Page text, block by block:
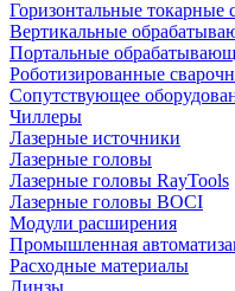
Горизонтальные
Вертикальные
Портальные
Роботизированные
Сопутствующее
Чиллеры
Лазерные источники
Лазерные головы
Лазерные головы RayTools
Лазерные головы BOCI
Модули расширения
Промышленная
Расходные материалы
Линзы